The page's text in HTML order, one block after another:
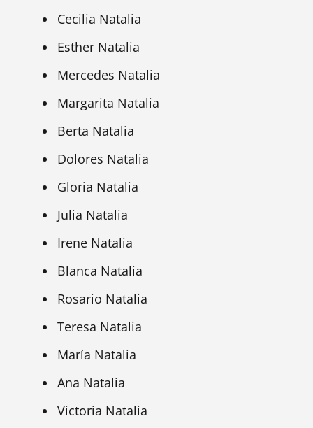
Cecilia Natalia
Esther Natalia
Mercedes Natalia
Margarita Natalia
Berta Natalia
Dolores Natalia
Gloria Natalia
Julia Natalia
Irene Natalia
Blanca Natalia
Rosario Natalia
Teresa Natalia
María Natalia
Ana Natalia
Victoria Natalia